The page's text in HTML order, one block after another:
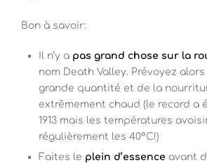
Bon à savoir:
Il n’y a pas grand chose sur la
nom Death Valley. Prévoyez alors
grande quantité et de la
extrêmement chaud (le record a
1913 mais les températures
régulièrement les 40°C!)
Faites le plein d’essence avant